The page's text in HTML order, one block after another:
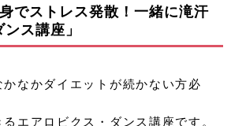
でストレス発散！一緒に滝汗
ス講座」
なかダイエットが続かない方必
エアロビクス・ダンス講座です。